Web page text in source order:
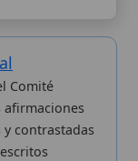
en
de San